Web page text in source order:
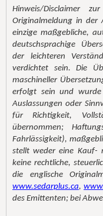
Hinweis/Disclaimer
Originalmeldung in der
einzige maßgebliche,
deutschsprachige
der leichteren
verdichtet sein. Die
maschineller
erfolgt sein und wurde
Auslassungen oder
für Richtigkeit,
übernommen;
Fahrlässigkeit),
stellt weder eine Kauf-
keine rechtliche,
die englische
www.sedarplus.ca,
des Emittenten; bei